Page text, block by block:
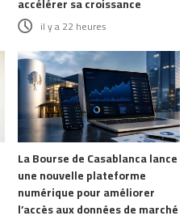
il y a 22 heures
La Bourse de Casablanca lance
une nouvelle plateforme
numérique pour améliorer
l’accès aux données de marché